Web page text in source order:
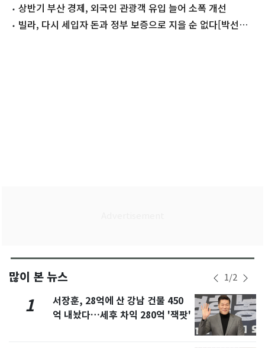
상반기 부산 경제, 외국인 관광객 유입 늘어 소폭 개선
빌라, 다시 세입자 돈과 정부 보증으로 지을 순 없다[박선영
많이 본 뉴스 1/2
1
서장훈, 28억에 산 강남 건물 450
억 내놨다…세후 차익 280억 '잭팟'